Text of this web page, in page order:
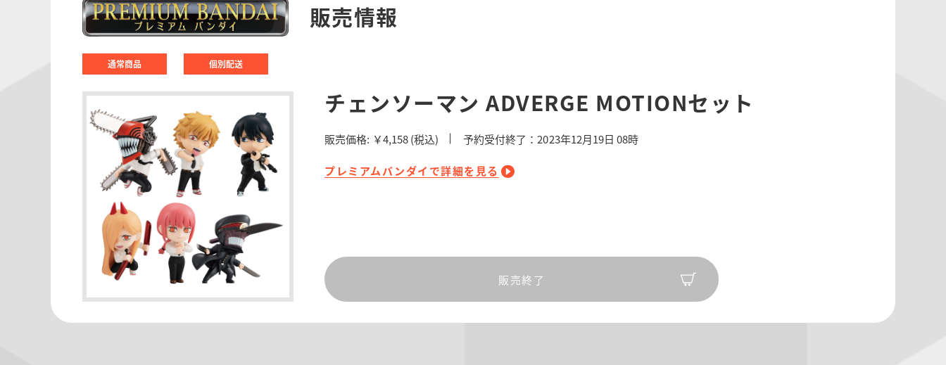
販売情報
通常商品 個別配送
チェンソーマン ADVERGE MOTIONセット
販売価格: ￥4,158(税込) 予約受付終了：2023年12月19日 08時
プレミアムバンダイで詳細を見る
販売終了